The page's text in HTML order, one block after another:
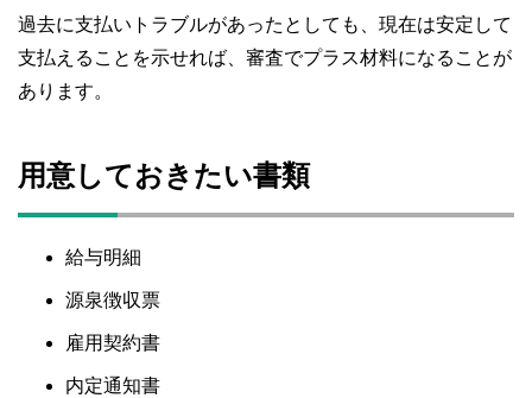
過去に支払いトラブルがあったとしても、現在は安定して
支払えることを示せれば、審査でプラス材料になることが
あります。
用意しておきたい書類
給与明細
源泉徴収票
雇用契約書
内定通知書